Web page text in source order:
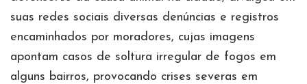
suas redes sociais diversas denúncias e registros
encaminhados por moradores, cujas imagens
apontam casos de soltura irregular de fogos em
alguns bairros, provocando crises severas em